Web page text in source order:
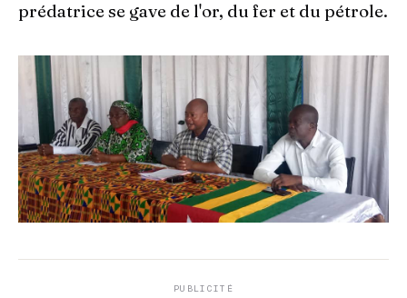
prédatrice se gave de l'or, du fer et du pétrole.
PUBLICITÉ